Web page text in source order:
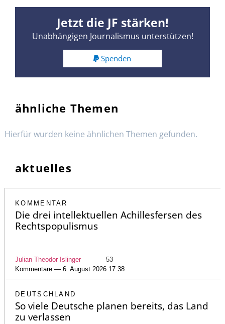
Jetzt die JF stärken!
Unabhängigen Journalismus unterstützen!
Spenden
ähnliche Themen
Hierfür wurden keine ähnlichen Themen gefunden.
aktuelles
KOMMENTAR
Die drei intellektuellen Achillesfersen des
Rechtspopulismus
Julian Theodor Islinger
53
Kommentare — 6. August 2026 17:38
DEUTSCHLAND
So viele Deutsche planen bereits, das Land
zu verlassen